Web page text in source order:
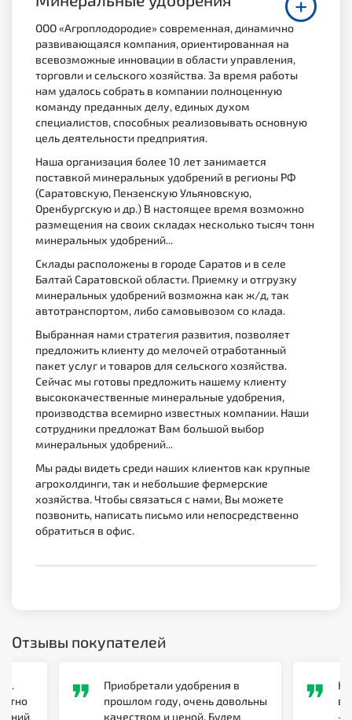
ООО «Агроплодородие» современная, динамично
развивающаяся компания, ориентированная на
всевозможные инновации в области управления,
торговли и сельского хозяйства. За время работы
нам удалось собрать в компании полноценную
команду преданных делу, единых духом
специалистов, способных реализовывать основную
цель деятельности предприятия.
Наша организация более 10 лет занимается
поставкой минеральных удобрений в регионы РФ
(Саратовскую, Пензенскую Ульяновскую,
Оренбургскую и др.) В настоящее время возможно
размещения на своих складах несколько тысяч тонн
минеральных удобрений...
Склады расположены в городе Саратов и в селе
Балтай Саратовской области. Приемку и отгрузку
минеральных удобрений возможна как ж/д, так
автотранспортом, либо самовывозом со клада.
Выбранная нами стратегия развития, позволяет
предложить клиенту до мелочей отработанный
пакет услуг и товаров для сельского хозяйства.
Сейчас мы готовы предложить нашему клиенту
высококачественные минеральные удобрения,
производства всемирно известных компании. Наши
сотрудники предложат Вам большой выбор
минеральных удобрений...
Мы рады видеть среди наших клиентов как крупные
агрохолдинги, так и небольшие фермерские
хозяйства. Чтобы связаться с нами, Вы можете
позвонить, написать письмо или непосредственно
обратиться в офис.
Отзывы покупателей
5.
❞
Приобретали удобрения в
прошлом году, очень довольны
качеством и ценой. Будем
❞
-